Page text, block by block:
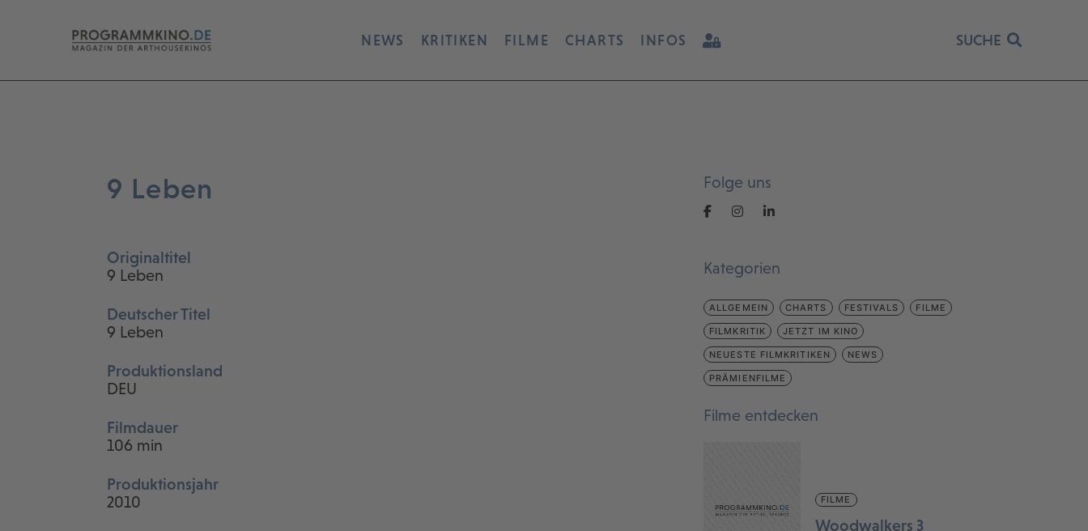
NEWS KRITIKEN FILME CHARTS INFOS SUCHE
9 Leben
Originaltitel
9 Leben
Deutscher Titel
9 Leben
Produktionsland
DEU
Filmdauer
106 min
Produktionsjahr
2010
Folge uns
Kategorien
ALLGEMEIN CHARTS FESTIVALS FILME
FILMKRITIK JETZT IM KINO
NEUESTE FILMKRITIKEN NEWS
PRÄMIENFILME
Filme entdecken
FILME
Woodwalkers 3